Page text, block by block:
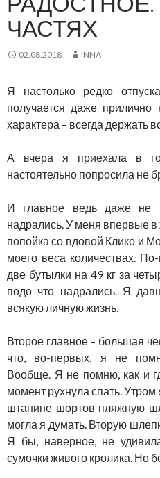
ЧАСТЯХ
02.08.2018 INNA
Я настолько редко
получается даже прилично
характера – всегда держать
А вчера я приехала в
настоятельно попросила не
И главное ведь даже не
надрались. У меня впервые
попойка со вдовой Клико и
моего веса количествах.
две бутылки на 49 кг за
подо что надрались. Я
всякую личную жизнь.
Второе главное – большая
что, во-первых, я не
Вообще. Я не помню, как и
момент рухнула спать.
штанине шортов пляжную
могла я думать. Вторую
Я бы, наверное, не
сумочки живого кролика. Но